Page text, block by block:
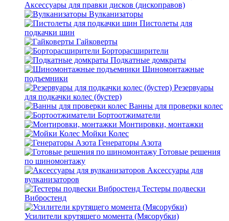
Аксессуары для правки дисков (дископравов)
Вулканизаторы
Пистолеты для
подкачки шин
Гайковерты
Борторасширители
Подкатные домкраты
Шиномонтажные
подъемники
Резервуары
для подкачки колес (бустер)
Ванны для проверки колес
Бортоотжиматели
Монтировки, монтажки
Мойки Колес
Генераторы Азота
Готовые решения
по шиномонтажу
Аксессуары для
вулканизаторов
Тестеры подвески
Вибростенд
Усилители крутящего момента (Мясорубки)